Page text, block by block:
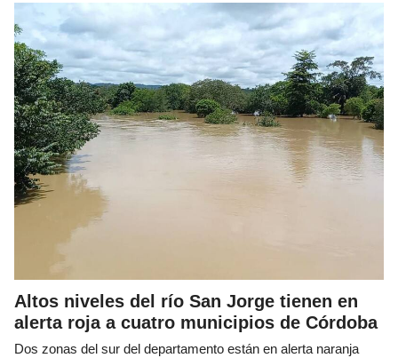
Altos niveles del río San Jorge tienen en
alerta roja a cuatro municipios de Córdoba
Dos zonas del sur del departamento están en alerta naranja